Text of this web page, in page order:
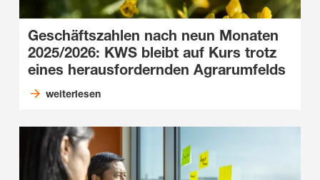
Geschäftszahlen nach neun Monaten
2025/2026: KWS bleibt auf Kurs trotz
eines herausfordernden Agrarumfelds
weiterlesen